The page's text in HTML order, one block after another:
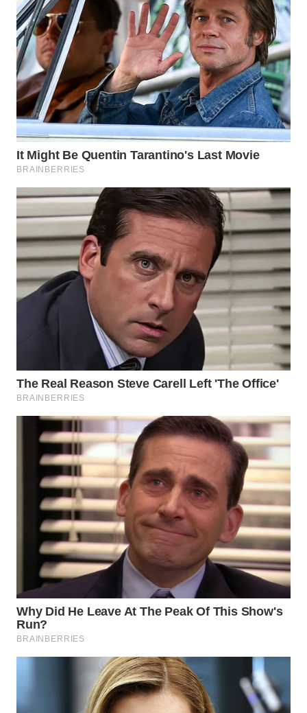
WN
BINTAN
WN
MANDALIKA
WN
LIKUPANG
WN
LABUANBAJO
BORNEO
Wahana
Group
WAHANA
TANI
WAHANA
ADVOKAT
WAHANA
INFRASTRUKTUR
WAHANA
KONSUMEN
WAHANA
LISTRIK
WAHANA
TRAVEL